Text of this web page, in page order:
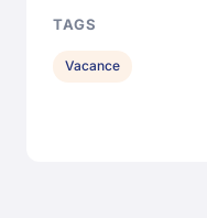
TAGS
Vacance